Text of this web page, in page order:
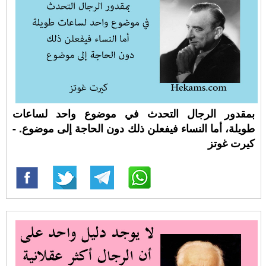
بمقدور الرجال التحدث في موضوع واحد لساعات
طويلة، أما النساء فيفعلن ذلك دون الحاجة إلى موضوع. -
كيرت غوتز